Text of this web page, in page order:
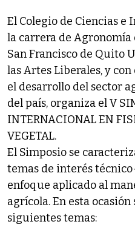
El Colegio de Ciencias e
la carrera de
San Francisco de Quito
las Artes Liberales, y
el desarrollo del sector
del país, organiza el V
INTERNACIONAL EN
VEGETAL.
El Simposio se
temas de interés
enfoque aplicado al
agrícola. En esta
siguientes temas: